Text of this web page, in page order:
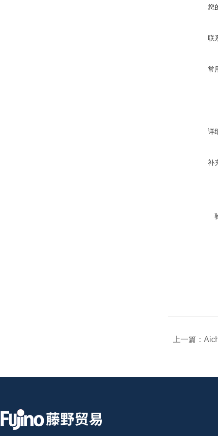
您
联
常
详
补
上一篇：